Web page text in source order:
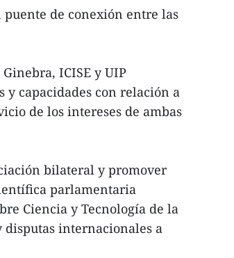
de conexión entre las
ICISE y UIP
y capacidades con relación a
de los intereses de ambas
bilateral y promover
parlamentaria
Ciencia y Tecnología de la
disputas internacionales a